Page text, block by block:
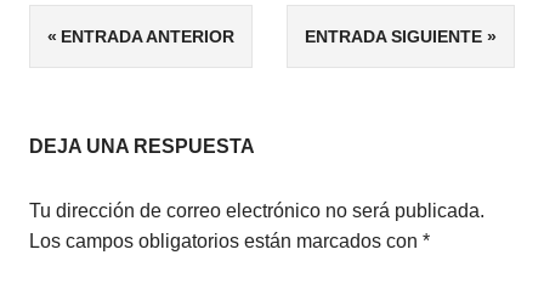
ROMANCE
HISTÓRICO
Navegación
entradas
ENTRADA ANTERIOR ENTRADA SIGUIENTE
DEJA UNA RESPUESTA
Tu dirección de correo electrónico no será publicada.
Los campos obligatorios están marcados con *